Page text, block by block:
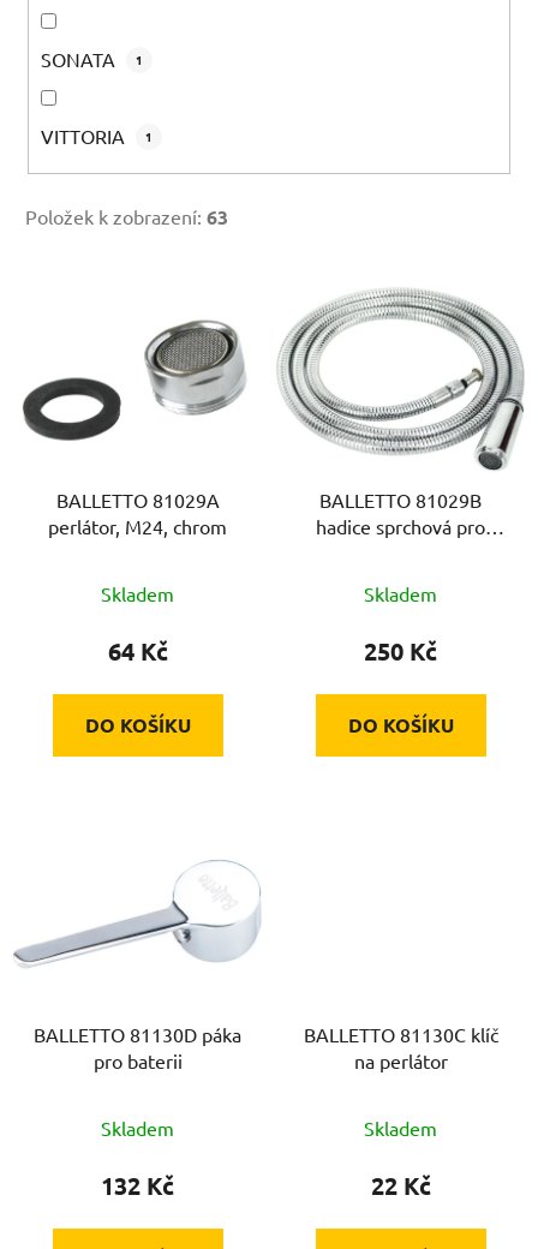
SONATA 1
VITTORIA 1
Položek k zobrazení: 63
s
BALLETTO 81029A
perlátor, M24, chrom
Skladem
64 Kč
DO KOŠÍKU
BALLETTO 81029B
hadice sprchová pro
Skladem
250 Kč
DO KOŠÍKU
BALLETTO 81130D páka
pro baterii
Skladem
132 Kč
BALLETTO 81130C klíč
na perlátor
Skladem
22 Kč